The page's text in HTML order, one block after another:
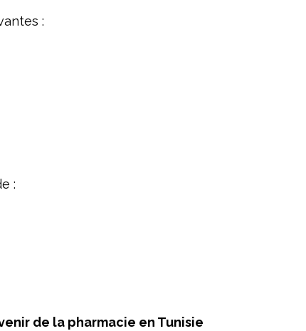
:
:
de la pharmacie en Tunisie